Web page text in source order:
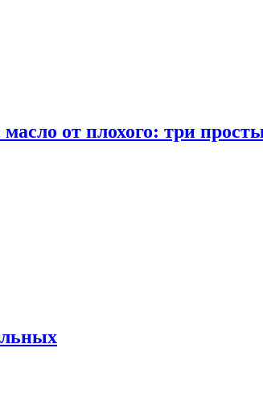
от плохого: три